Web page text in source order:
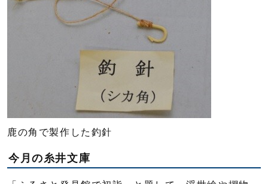
鹿の角で製作した釣針
今月の糸井文庫